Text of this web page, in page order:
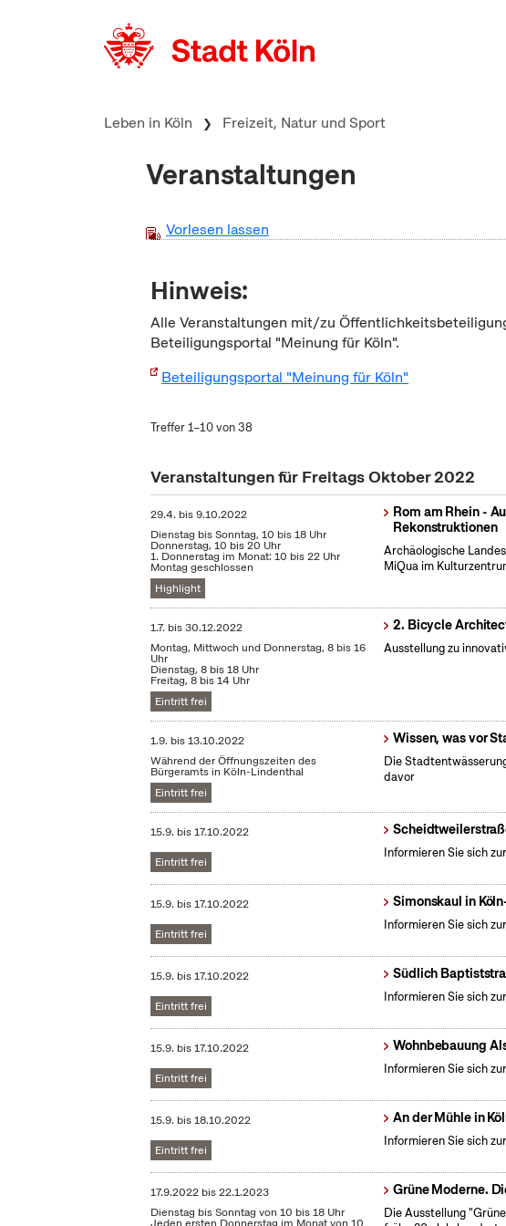
Leben in Köln Freizeit, Natur und Sport
Veranstaltungen
Vorlesen lassen
Hinweis:
Alle Veranstaltungen mit/zu
Beteiligungsportal "Meinung für Köln".
Beteiligungsportal "Meinung für Köln"
Treffer 1–10 von 38
Veranstaltungen für Freitags Oktober 2022
29.4. bis9.10.2022
Dienstag bis Sonntag, 10 bis 18 Uhr
Donnerstag, 10 bis 20 Uhr
1. Donnerstag im Monat: 10 bis 22 Uhr
Montag geschlossen
Highlight
Rom am Rhein -
Rekonstruktionen
Archäologische
MiQua im
1.7. bis30.12.2022
Montag, Mittwoch und Donnerstag, 8 bis 16
Uhr
Dienstag, 8 bis 18 Uhr
Freitag, 8 bis 14 Uhr
Eintritt frei
2. Bicycle
Ausstellung zu
1.9. bis13.10.2022
Während der Öffnungszeiten des
Bürgeramts in Köln-Lindenthal
Eintritt frei
Wissen, was vor
Die
davor
15.9. bis17.10.2022
Eintritt frei
Informieren Sie sich
15.9. bis17.10.2022
Eintritt frei
Simonskaul in
Informieren Sie sich
15.9. bis17.10.2022
Eintritt frei
Südlich
Informieren Sie sich
15.9. bis17.10.2022
Eintritt frei
Wohnbebauung
Informieren Sie sich
15.9. bis18.10.2022
Eintritt frei
An der Mühle in
Informieren Sie sich
17.9.2022 bis22.1.2023
Dienstag bis Sonntag von 10 bis 18 Uhr
Grüne Moderne.
Die Ausstellung